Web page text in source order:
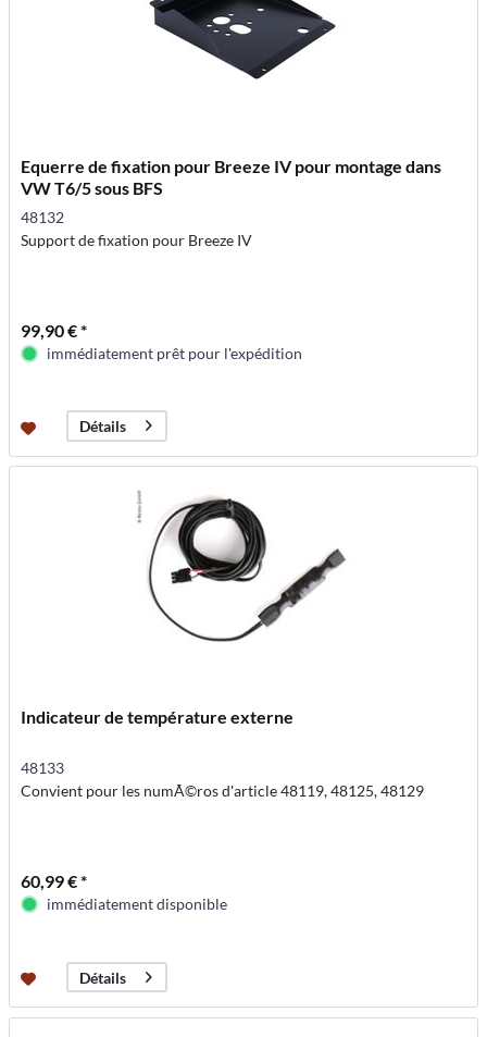
Equerre de fixation pour Breeze IV pour montage dans
VW T6/5 sous BFS
48132
Support de fixation pour Breeze IV
99,90 € *
immédiatement prêt pour l'expédition
Détails
Indicateur de température externe
48133
Convient pour les numÃ©ros d'article 48119, 48125, 48129
60,99 € *
immédiatement disponible
Détails